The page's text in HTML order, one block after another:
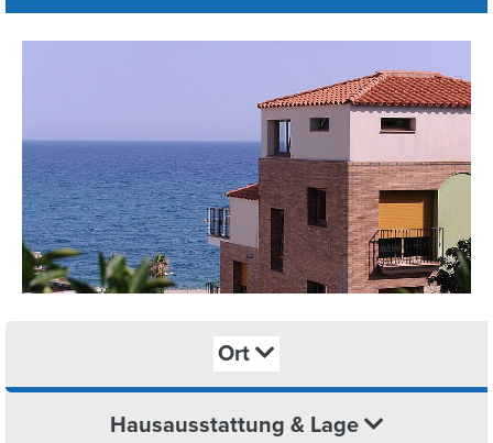
Ort
Hausausstattung & Lage